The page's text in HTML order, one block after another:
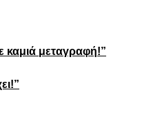
καμιά μεταγραφή!”